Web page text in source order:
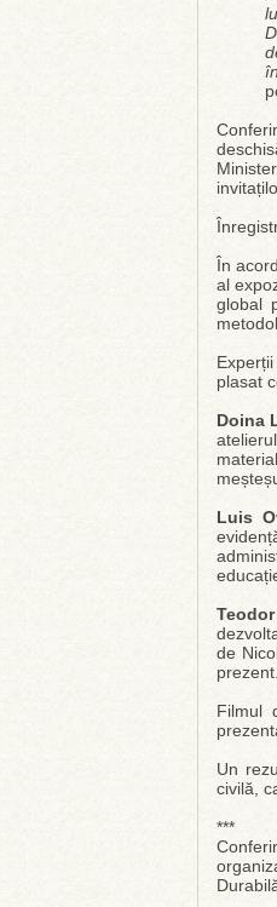
În
al
global
plasat
Doina
Luis
de
Filmul
Un
civilă,
***